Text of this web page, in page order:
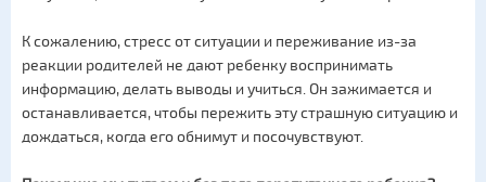
К сожалению, стресс от ситуации и переживание из-за
реакции родителей не дают ребенку воспринимать
информацию, делать выводы и учиться. Он зажимается и
останавливается, чтобы пережить эту страшную ситуацию и
дождаться, когда его обнимут и посочувствуют.